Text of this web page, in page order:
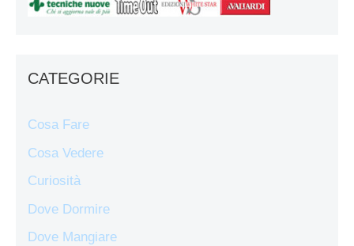
CATEGORIE
Cosa Fare
Cosa Vedere
Curiosità
Dove Dormire
Dove Mangiare